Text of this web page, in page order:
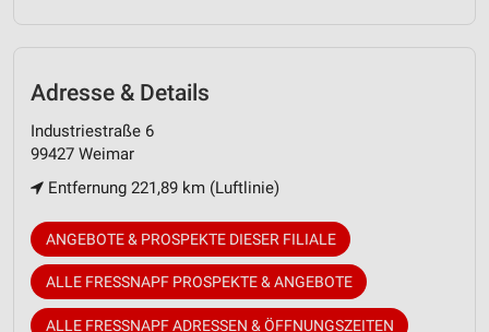
Adresse & Details
Industriestraße 6
99427 Weimar
Entfernung 221,89 km (Luftlinie)
ANGEBOTE & PROSPEKTE DIESER FILIALE
ALLE FRESSNAPF PROSPEKTE & ANGEBOTE
ALLE FRESSNAPF ADRESSEN & ÖFFNUNGSZEITEN